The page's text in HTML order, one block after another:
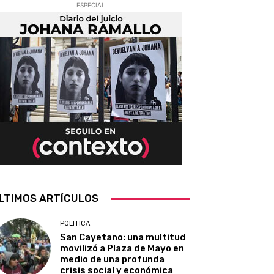
ESPECIAL
ARTÍCULOS
POLITICA
San Cayetano: una multitud
movilizó a Plaza de Mayo en
medio de una profunda
crisis social y económica